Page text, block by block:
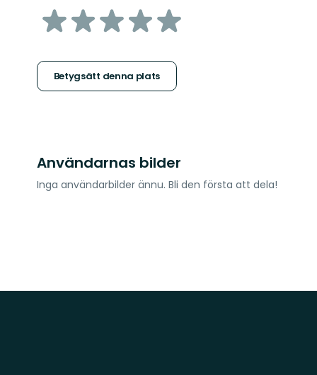
av
stjärnor
Betygsätt denna plats
Användarnas bilder
Inga användarbilder ännu. Bli den första att dela!